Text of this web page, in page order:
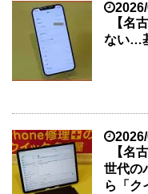
【名
ない…
【名
世代の
ら「ク